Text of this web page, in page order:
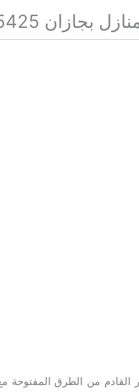
0558715425
القادم من الطرق المفتوحة